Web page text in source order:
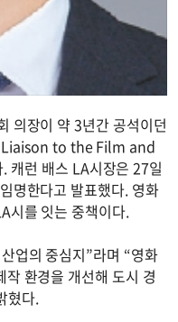
의장이 약 3년간 공석이던
Liaison to the Film and
런 배스 LA시장은 27일
명한다고 발표했다. 영화
시를 잇는 중책이다.
업의 중심지”라며 “영화
환경을 개선해 도시 경
혔다.